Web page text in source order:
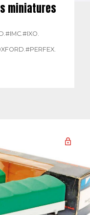
miniatures
#IMC.#IXO.
#PERFEX.